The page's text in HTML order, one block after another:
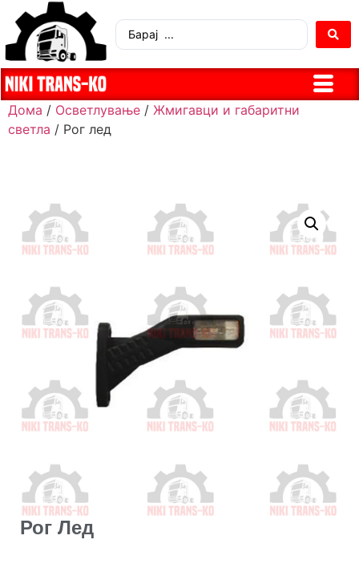
Дома / Осветлување / Жмигавци и габаритни
светла / Рог лед
Рог Лед